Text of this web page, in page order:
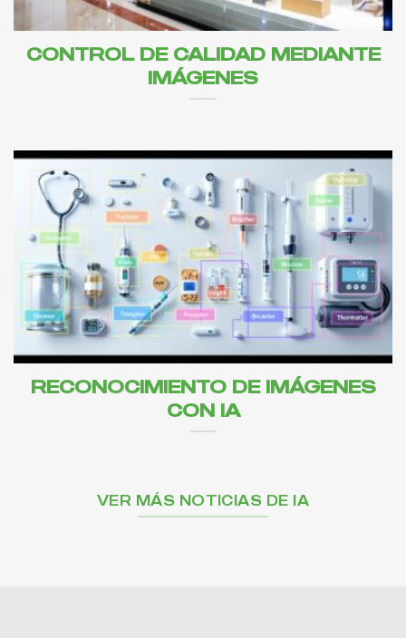
CONTROL DE CALIDAD MEDIANTE
IMÁGENES
RECONOCIMIENTO DE IMÁGENES
CON IA
VER MÁS NOTICIAS DE IA